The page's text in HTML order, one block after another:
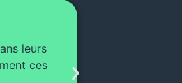
leurs
ces